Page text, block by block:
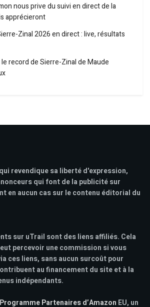
nous prive du suivi en direct de la
apprécieront
Zinal 2026 en direct : live, résultats
record de Sierre-Zinal de Maude
revendique sa liberté d'expression,
qui font de la publicité sur
en aucun cas sur le contenu éditorial du
sur uTrail sont des liens affiliés. Cela
percevoir une commission si vous
ces liens, sans aucun surcoût pour
au financement du site et à la
indépendants.
Programme Partenaires d’Amazon EU, un